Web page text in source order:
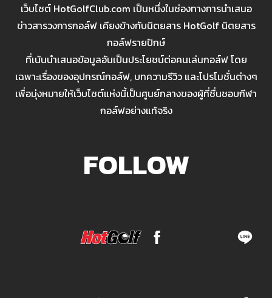
เว็บไซต์ HotGolfClub.com เป็นหนึ่งในช่องทางการนำเสนอ
ข่าวสารวงการกอล์ฟ เคียงข้างกับนิตยสาร HotGolf นิตยสาร
กอล์ฟรายปักษ์
ที่เน้นนำเสนอข้อมูลอันเป็นประโยชน์ต่อคนเล่นกอล์ฟ โดย
เฉพาะเรื่องของอุปกรณ์กอล์ฟ, บทความรีวิว และโปรโมชั่นต่างๆ
เพื่อมุ่งหมายให้เว็บไซต์แห่งนี้เป็นศูนย์กลางของผู้ที่ชื่นชอบกีฬา
กอล์ฟอย่างแท้จริง
FOLLOW